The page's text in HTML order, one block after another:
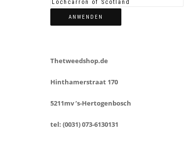
ANWENDEN
Thetweedshop.de
Hinthamerstraat 170
5211mv ’s-Hertogenbosch
tel: (0031) 073-6130131